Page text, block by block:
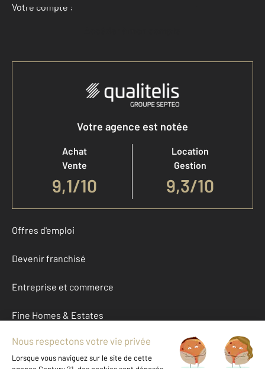
Votre compte :
Accéder à mon compte
Votre agence est notée
Achat
Vente
9,1/10
Location
Gestion
9,3/10
Offres d'emploi
Devenir franchisé
Entreprise et commerce
Fine Homes & Estates
À propos